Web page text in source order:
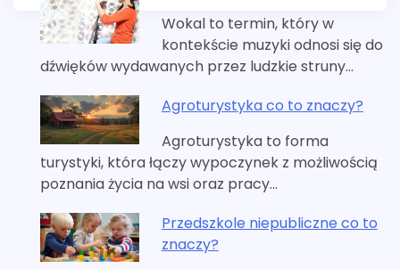
Wokal to termin, który w
kontekście muzyki odnosi się do
dźwięków wydawanych przez ludzkie struny…
Agroturystyka co to znaczy?
Agroturystyka to forma
turystyki, która łączy wypoczynek z możliwością
poznania życia na wsi oraz pracy…
Przedszkole niepubliczne co to
znaczy?